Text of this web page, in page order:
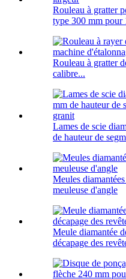
Rouleau à gratter
type 300 mm pour
Rouleau à gratter
calibre...
Lames de scie
de hauteur de
Meules
meuleuse d'angle
Meule diamantée
décapage des